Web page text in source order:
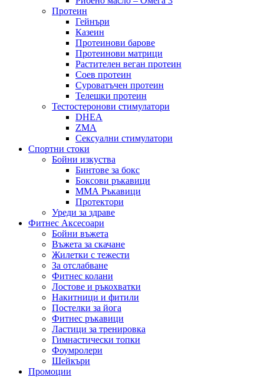
Протеин
Гейнъри
Казеин
Протеинови барове
Протеинови матрици
Растителен веган протеин
Соев протеин
Суроватъчен протеин
Телешки протеин
Тестостеронови стимулатори
DHEA
ZMA
Сексуални стимулатори
Спортни стоки
Бойни изкуства
Бинтове за бокс
Боксови ръкавици
ММА Ръкавици
Протектори
Уреди за здраве
Фитнес Аксесоари
Бойни въжета
Въжета за скачане
Жилетки с тежести
За отслабване
Фитнес колани
Лостове и ръкохватки
Накитници и фитили
Постелки за йога
Фитнес ръкавици
Ластици за тренировка
Гимнастически топки
Фоумролери
Шейкъри
Промоции